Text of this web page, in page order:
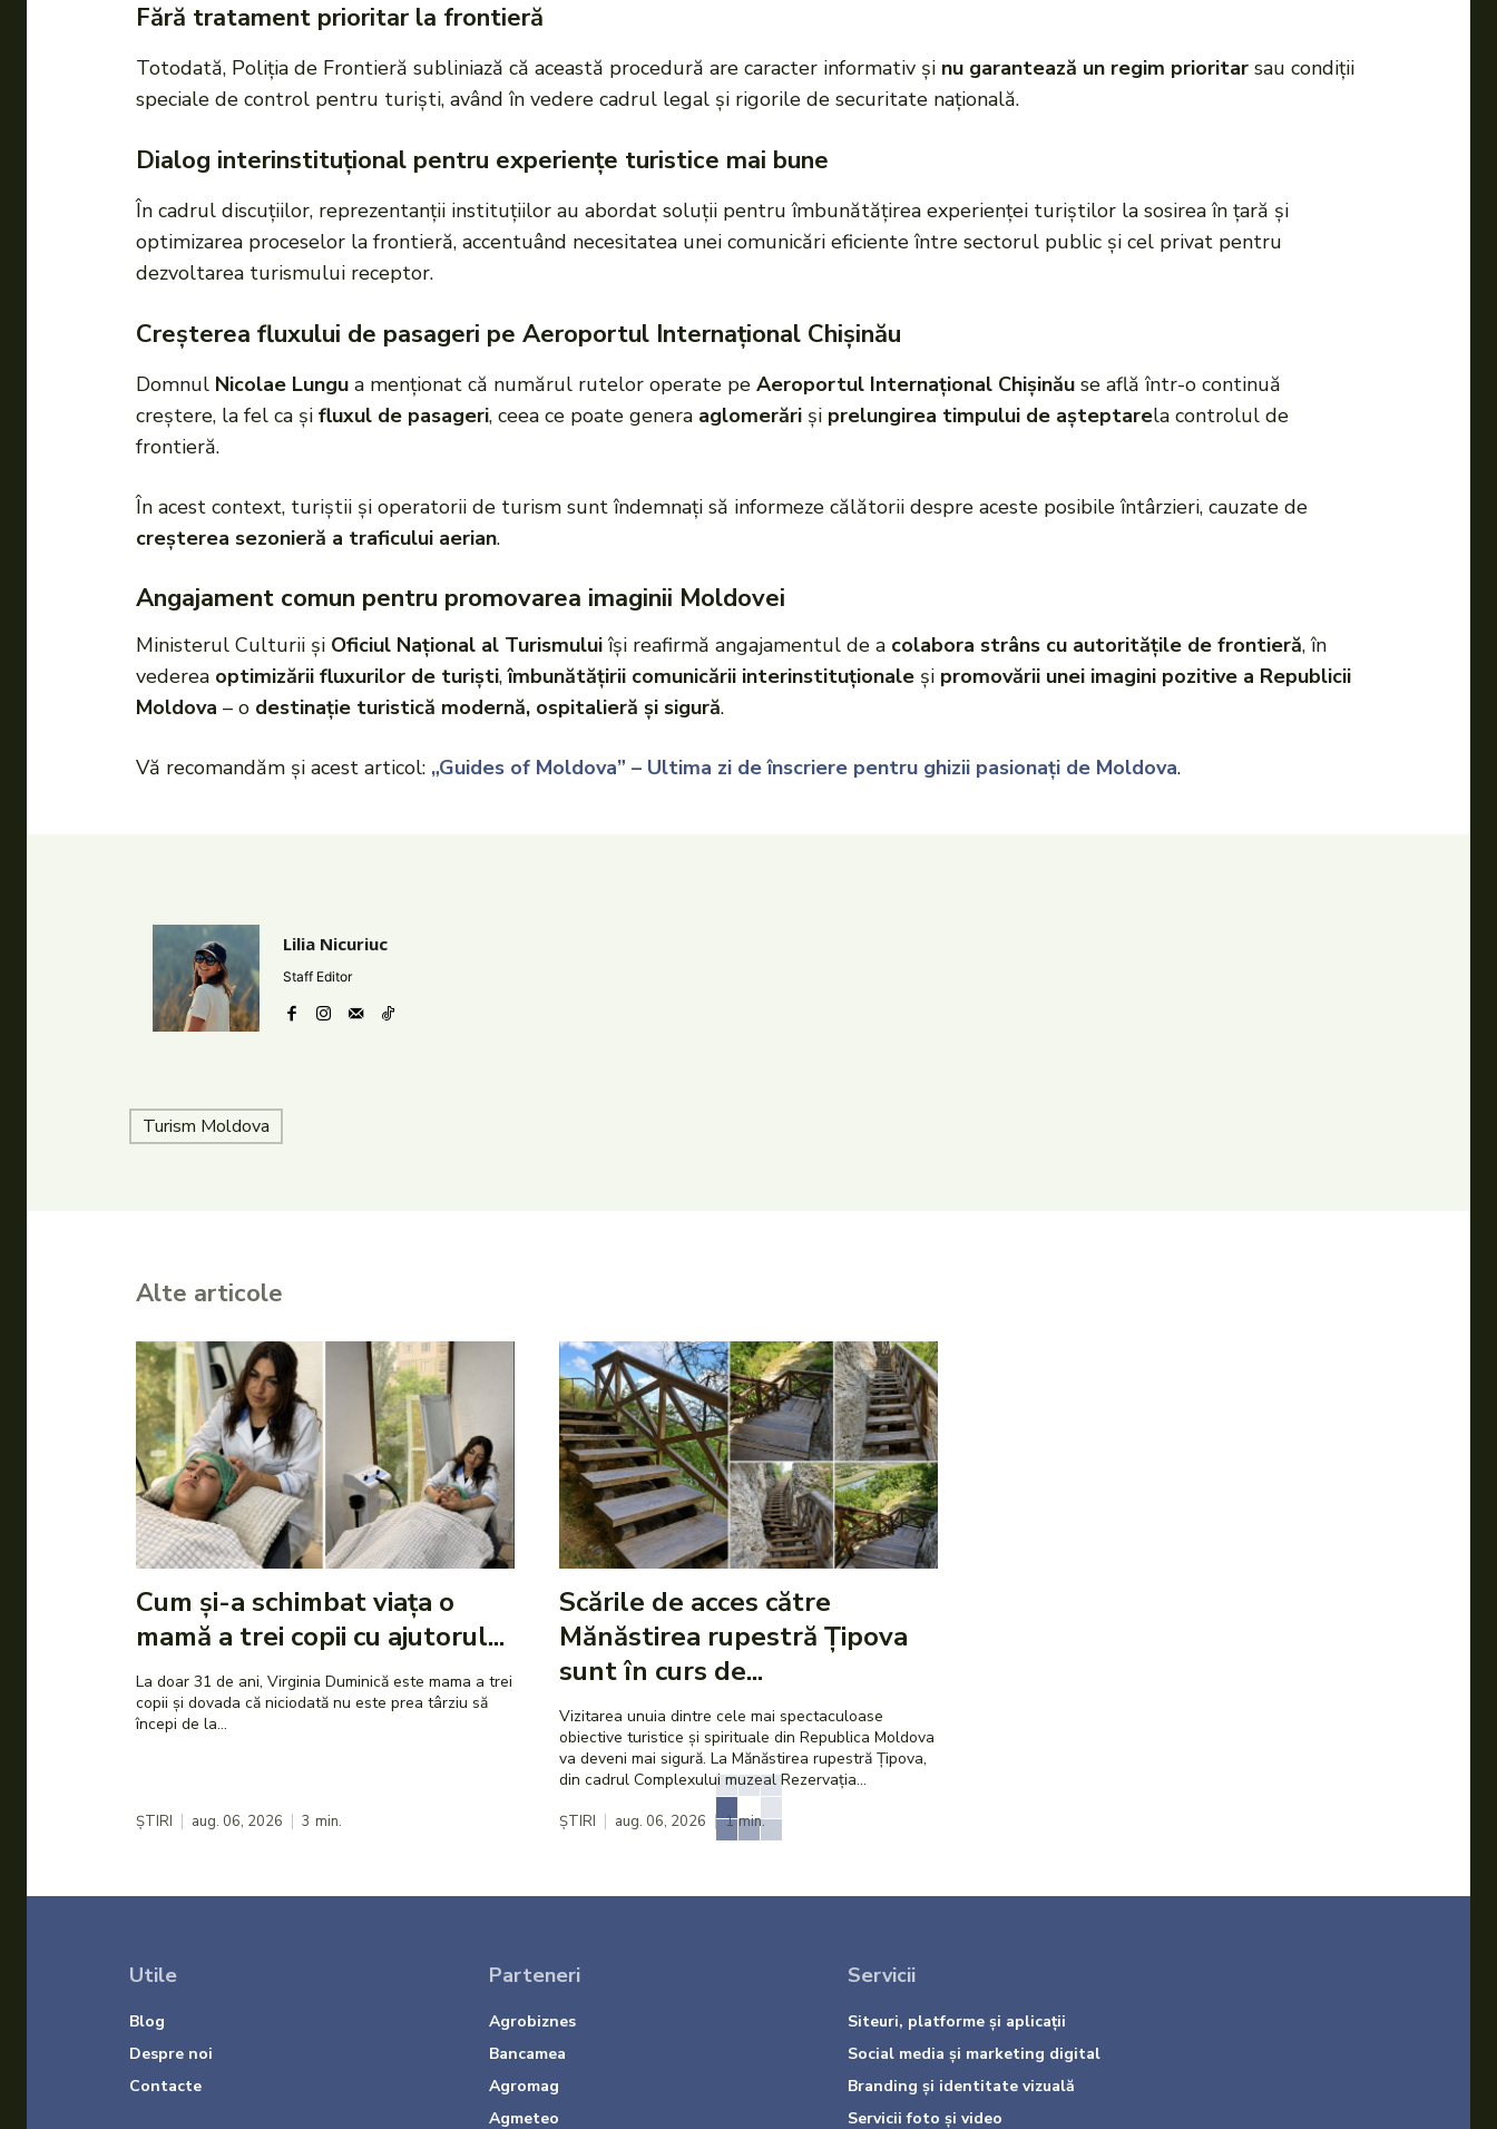
Fără tratament prioritar la frontieră
Totodată, Poliția de Frontieră subliniază că această procedură are caracter informativ și nu garantează un regim prioritar sau condiții
speciale de control pentru turiști, având în vedere cadrul legal și rigorile de securitate națională.
Dialog interinstituțional pentru experiențe turistice mai bune
În cadrul discuțiilor, reprezentanții instituțiilor au abordat soluții pentru îmbunătățirea experienței turiștilor la sosirea în țară și
optimizarea proceselor la frontieră, accentuând necesitatea unei comunicări eficiente între sectorul public și cel privat pentru
dezvoltarea turismului receptor.
Creșterea fluxului de pasageri pe Aeroportul Internațional Chișinău
Domnul Nicolae Lungu a menționat că numărul rutelor operate pe Aeroportul Internațional Chișinău se află într-o continuă
creștere, la fel ca și fluxul de pasageri, ceea ce poate genera aglomerări și prelungirea timpului de așteptarela controlul de
frontieră.
În acest context, turiștii și operatorii de turism sunt îndemnați să informeze călătorii despre aceste posibile întârzieri, cauzate de
creșterea sezonieră a traficului aerian.
Angajament comun pentru promovarea imaginii Moldovei
Ministerul Culturii și Oficiul Național al Turismului își reafirmă angajamentul de a colabora strâns cu autoritățile de frontieră, în
vederea optimizării fluxurilor de turiști,îmbunătățirii comunicării interinstituționale și promovării unei imagini pozitive a Republicii
Moldova – o destinație turistică modernă, ospitalieră și sigură.
Vă recomandăm și acest articol: „Guides of Moldova” – Ultima zi de înscriere pentru ghizii pasionați de Moldova.
Lilia Nicuriuc
Staff Editor
Turism Moldova
Alte articole
Cum și-a schimbat viața o
mamă a trei copii cu ajutorul...
La doar 31 de ani, Virginia Duminică este mama a trei
copii și dovada că niciodată nu este prea târziu să
începi de la...
ȘTIRI aug. 06, 2026 3 min.
Scările de acces către
Mănăstirea rupestră Țipova
sunt în curs de...
Vizitarea unuia dintre cele mai spectaculoase
obiective turistice și spirituale din Republica Moldova
va deveni mai sigură. La Mănăstirea rupestră Țipova,
din cadrul Complexului muzeal Rezervația...
ȘTIRI aug. 06, 2026 1 min.
Utile
Blog
Despre noi
Contacte
Parteneri
Agrobiznes
Bancamea
Agromag
Agmeteo
Servicii
Siteuri, platforme și aplicații
Social media și marketing digital
Branding și identitate vizuală
Servicii foto și video